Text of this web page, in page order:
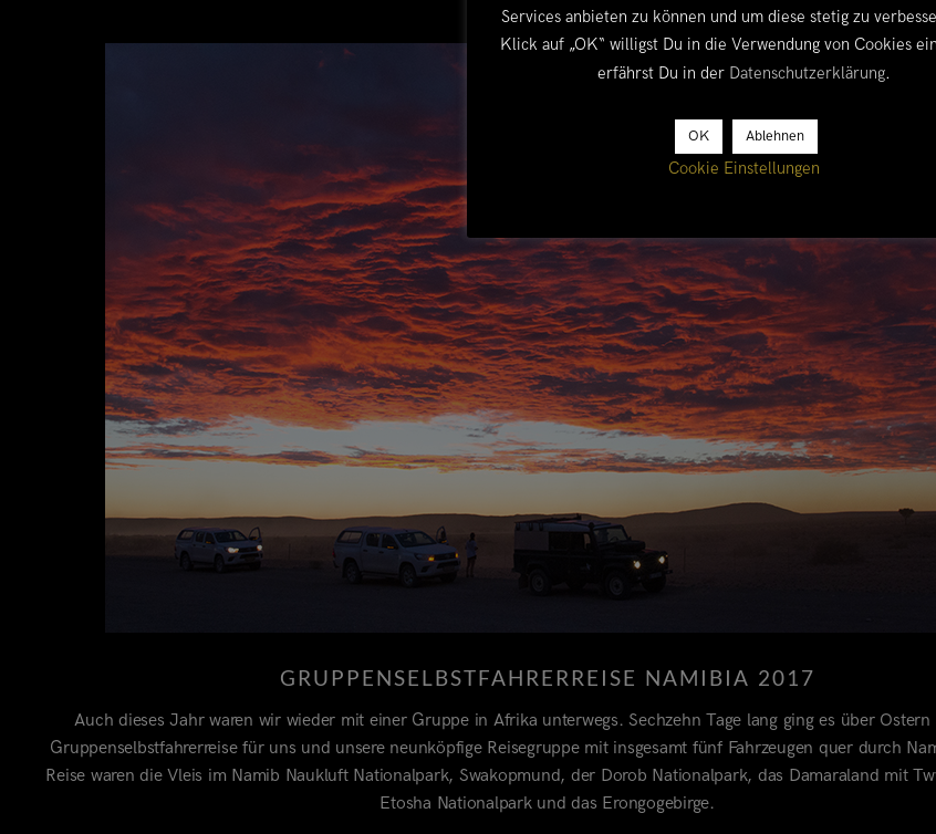
GRUPPENSELBSTFAHRERREISE NAMIBIA 2017
Auch dieses Jahr waren wir wieder mit einer Gruppe in Afrika unterwegs. Sechzehn Tage lang ging es über Ostern
Gruppenselbstfahrerreise für uns und unsere neunköpfige Reisegruppe mit insgesamt fünf Fahrzeugen quer durch
Reise waren die Vleis im Namib Naukluft Nationalpark, Swakopmund, der Dorob Nationalpark, das Damaraland mit
Etosha Nationalpark und das Erongogebirge.
Services anbieten zu können und um diese stetig zu
Klick auf „OK“ willigst Du in die Verwendung von Cookies
erfährst Du in der Datenschutzerklärung.
OK Ablehnen
Cookie Einstellungen